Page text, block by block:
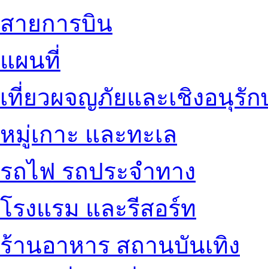
สายการบิน
แผนที่
เที่ยวผจญภัยและเชิงอนุรัก
หมู่เกาะ และทะเล
รถไฟ รถประจำทาง
โรงแรม และรีสอร์ท
ร้านอาหาร สถานบันเทิง